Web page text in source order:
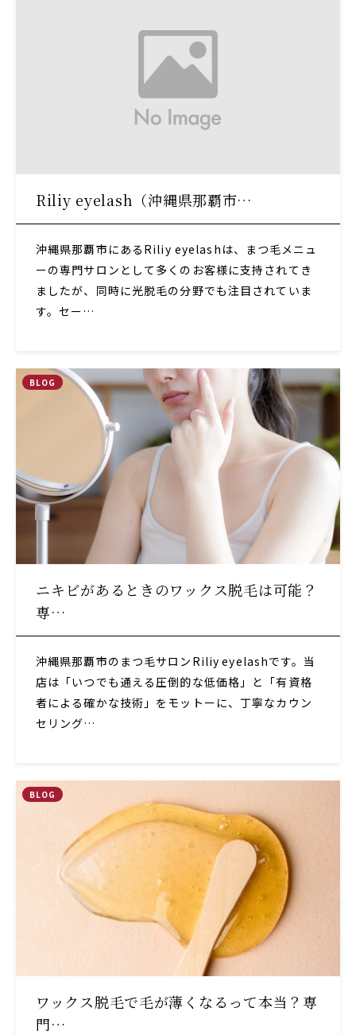
Riliy eyelash（沖縄県那覇市…
沖縄県那覇市にあるRiliy eyelashは、まつ毛メニュ
ーの専門サロンとして多くのお客様に支持されてき
ましたが、同時に光脱毛の分野でも注目されていま
す。セー…
BLOG
ニキビがあるときのワックス脱毛は可能？
専…
沖縄県那覇市のまつ毛サロンRiliy eyelashです。当
店は「いつでも通える圧倒的な低価格」と「有資格
者による確かな技術」をモットーに、丁寧なカウン
セリング…
BLOG
ワックス脱毛で毛が薄くなるって本当？専
門…